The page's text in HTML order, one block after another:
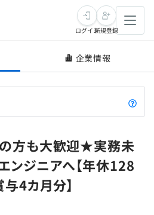
ログイン新規登録
企業情報
方も大歓迎★実務未
ンジニアへ【年休128
4カ月分】